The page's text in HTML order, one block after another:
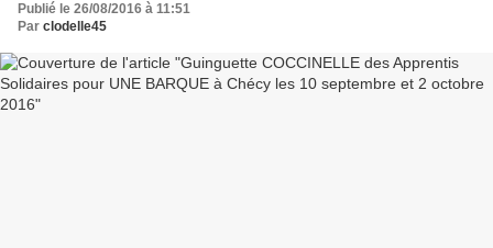
Publié le 26/08/2016 à 11:51
Par clodelle45